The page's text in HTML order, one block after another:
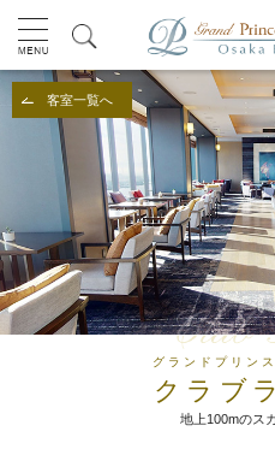
客室一覧へ
グランドプリン
クラブ
地上100mのス